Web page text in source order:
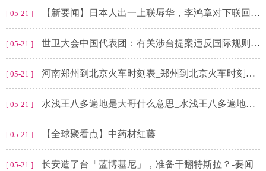
[ 05-21 ] 【新要闻】日本人出一上联辱华，李鸿章对下联回怼，从此日本人叫做“鬼子”
[ 05-21 ] 世卫大会中国代表团：有关涉台提案违反国际规则，没有国际共识
[ 05-21 ] 河南郑州到北京火车时刻表_郑州到北京火车时刻表 当前关注
[ 05-21 ] 水浅王八多遍地是大哥什么意思_水浅王八多遍地是大哥_观察
[ 05-21 ] 【全球聚看点】中药材红藤
[ 05-21 ] 长安造了台「蓝博基尼」，准备干翻特斯拉？-要闻